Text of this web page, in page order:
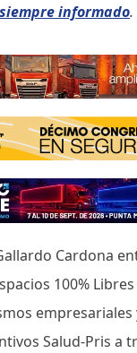
siempre informado.
Cardona
100%
Salud-Pris a